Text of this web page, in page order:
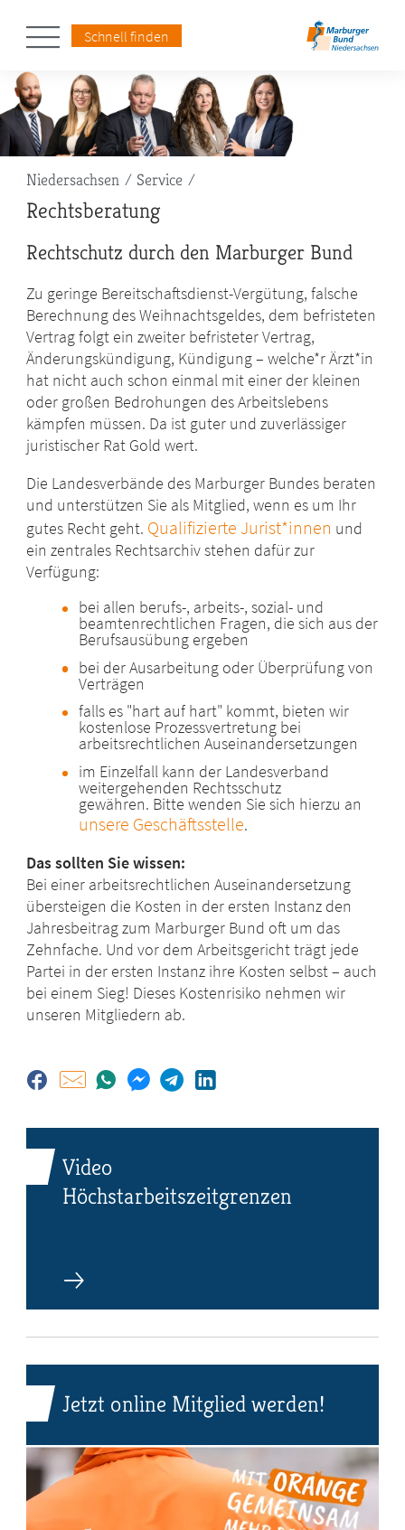
Schnell finden
Pfadnavigation
Niedersachsen Service
Rechtsberatung
Rechtschutz durch den Marburger Bund
Zu geringe Bereitschaftsdienst-Vergütung, falsche
Berechnung des Weihnachtsgeldes, dem befristeten
Vertrag folgt ein zweiter befristeter Vertrag,
Änderungskündigung, Kündigung – welche*r Ärzt*in
hat nicht auch schon einmal mit einer der kleinen
oder großen Bedrohungen des Arbeitslebens
kämpfen müssen. Da ist guter und zuverlässiger
juristischer Rat Gold wert.
Die Landesverbände des Marburger Bundes beraten
und unterstützen Sie als Mitglied, wenn es um Ihr
gutes Recht geht. Qualifizierte Jurist*innen und
ein zentrales Rechtsarchiv stehen dafür zur
Verfügung:
bei allen berufs-, arbeits-, sozial- und
beamtenrechtlichen Fragen, die sich aus der
Berufsausübung ergeben
bei der Ausarbeitung oder Überprüfung von
Verträgen
falls es "hart auf hart" kommt, bieten wir
kostenlose Prozessvertretung bei
arbeitsrechtlichen Auseinandersetzungen
im Einzelfall kann der Landesverband
weitergehenden Rechtsschutz
gewähren. Bitte wenden Sie sich hierzu an
unsere Geschäftsstelle.
Das sollten Sie wissen:
Bei einer arbeitsrechtlichen Auseinandersetzung
übersteigen die Kosten in der ersten Instanz den
Jahresbeitrag zum Marburger Bund oft um das
Zehnfache. Und vor dem Arbeitsgericht trägt jede
Partei in der ersten Instanz ihre Kosten selbst – auch
bei einem Sieg! Dieses Kostenrisiko nehmen wir
unseren Mitgliedern ab.
Video
Höchstarbeitszeitgrenzen
Jetzt online Mitglied werden!